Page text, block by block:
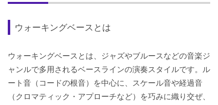
ウォーキングベースとは
ウォーキングベースとは、ジャズやブルースなどの音楽ジ
ャンルで多用されるベースラインの演奏スタイルです。ル
ート音（コードの根音）を中心に、スケール音や経過音
（クロマティック・アプローチなど）を巧みに織り交ぜ、